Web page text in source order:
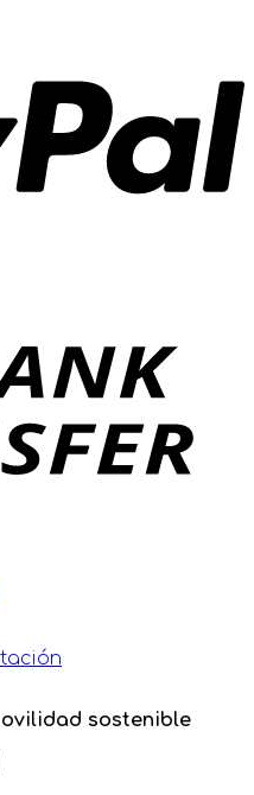
sostenible